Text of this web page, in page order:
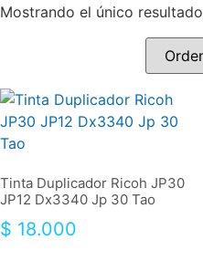
Mostrando el único resultado
Tinta Duplicador Ricoh JP30
JP12 Dx3340 Jp 30 Tao
$ 18.000